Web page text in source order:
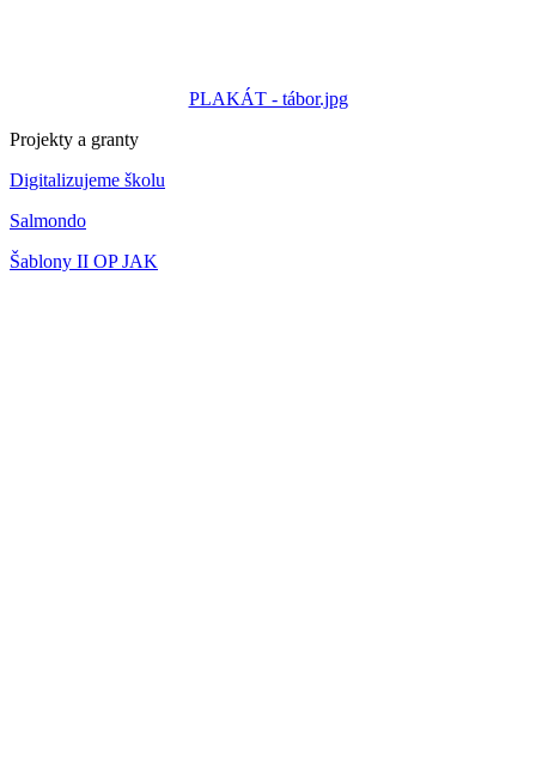
PLAKÁT - tábor.jpg
Projekty a granty
Digitalizujeme školu
Salmondo
Šablony II OP JAK